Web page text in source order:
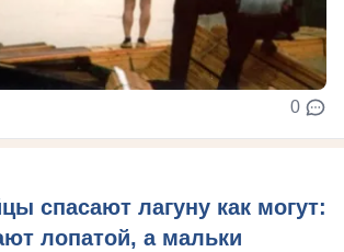
0
спасают лагуну как могут:
лопатой, а мальки